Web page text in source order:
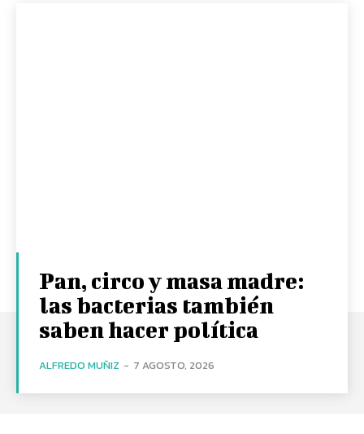
Pan, circo y masa madre:
las bacterias también
saben hacer política
ALFREDO MUÑIZ - 7 AGOSTO, 2026